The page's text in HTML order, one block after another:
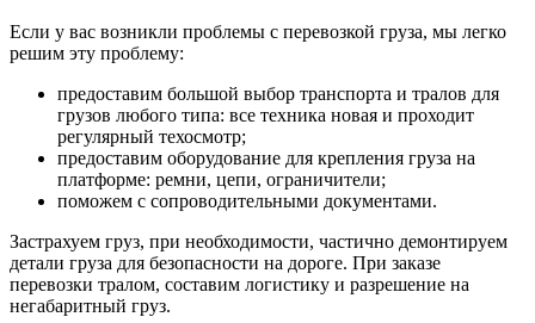
Если у вас возникли проблемы с перевозкой груза, мы легко
решим эту проблему:
предоставим большой выбор транспорта и тралов для
грузов любого типа: все техника новая и проходит
регулярный техосмотр;
предоставим оборудование для крепления груза на
платформе: ремни, цепи, ограничители;
поможем с сопроводительными документами.
Застрахуем груз, при необходимости, частично демонтируем
детали груза для безопасности на дороге. При заказе
перевозки тралом, составим логистику и разрешение на
негабаритный груз.